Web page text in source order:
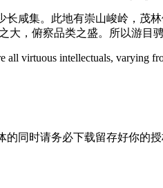
咸集。此地有崇山峻岭，茂
，俯察品类之盛。所以游目
all virtuous intellectuals, varying
同时请务必下载留存好你的